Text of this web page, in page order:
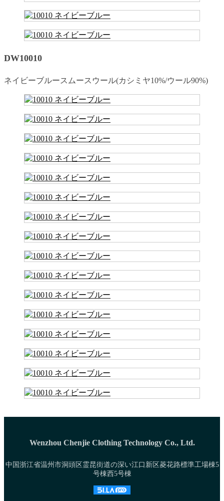
DW10010
ネイビーブルースムースウール(カシミヤ10%/ウール90%)
Wenzhou Chenjie Clothing Technology Co., Ltd.
中国浙江省温州市洞頭区霊昆街道の深い江口新区菱花路標準工場棟5
号棟西5号棟